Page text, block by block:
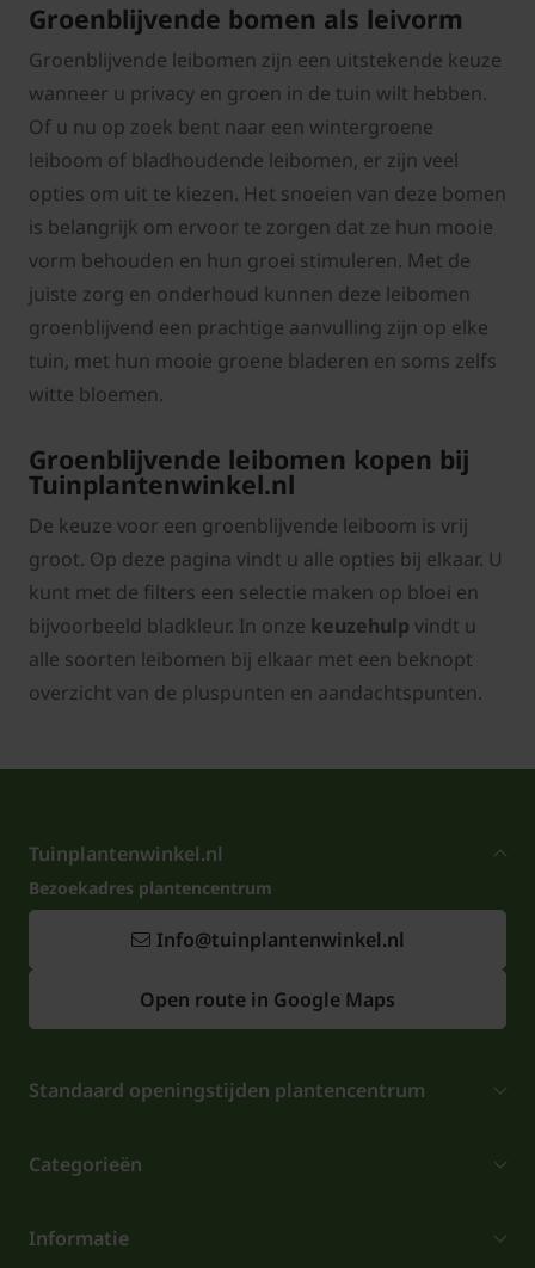
Groenblijvende bomen als leivorm
Groenblijvende leibomen zijn een uitstekende keuze
wanneer u privacy en groen in de tuin wilt hebben.
Of u nu op zoek bent naar een wintergroene
leiboom of bladhoudende leibomen, er zijn veel
opties om uit te kiezen. Het snoeien van deze bomen
is belangrijk om ervoor te zorgen dat ze hun mooie
vorm behouden en hun groei stimuleren. Met de
juiste zorg en onderhoud kunnen deze leibomen
groenblijvend een prachtige aanvulling zijn op elke
tuin, met hun mooie groene bladeren en soms zelfs
witte bloemen.
Groenblijvende leibomen kopen bij
Tuinplantenwinkel.nl
De keuze voor een groenblijvende leiboom is vrij
groot. Op deze pagina vindt u alle opties bij elkaar. U
kunt met de filters een selectie maken op bloei en
bijvoorbeeld bladkleur. In onze keuzehulp vindt u
alle soorten leibomen bij elkaar met een beknopt
overzicht van de pluspunten en aandachtspunten.
Tuinplantenwinkel.nl
Bezoekadres plantencentrum
Info@tuinplantenwinkel.nl
Open route in Google Maps
Standaard openingstijden plantencentrum
Categorieën
Informatie